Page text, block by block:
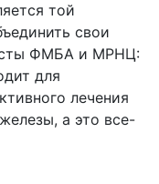
той
свои
ФМБА и МРНЦ:
для
лечения
а это все-